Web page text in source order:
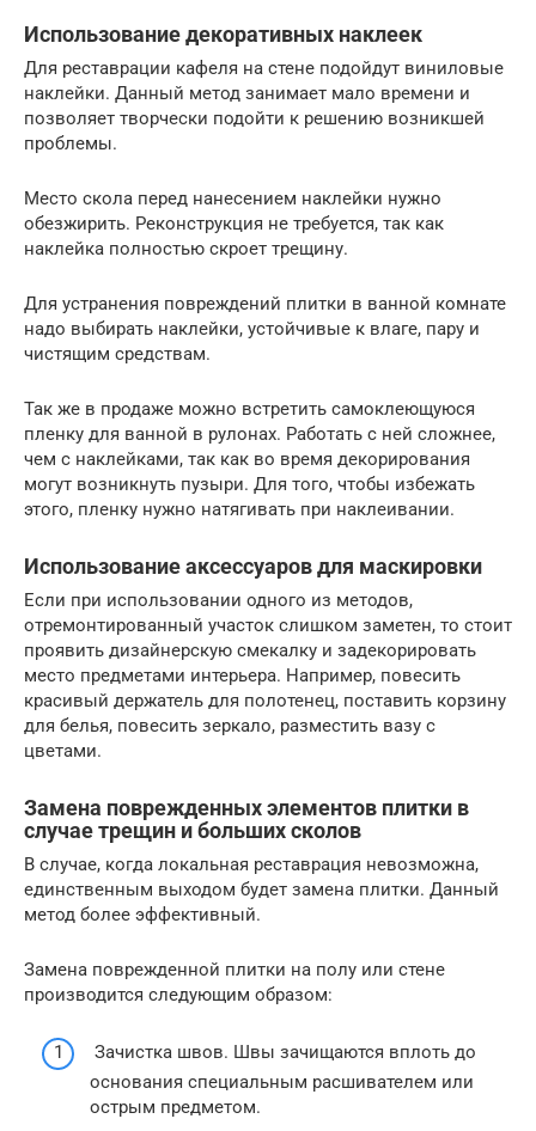
Использование декоративных наклеек
Для реставрации кафеля на стене подойдут виниловые
наклейки. Данный метод занимает мало времени и
позволяет творчески подойти к решению возникшей
проблемы.
Место скола перед нанесением наклейки нужно
обезжирить. Реконструкция не требуется, так как
наклейка полностью скроет трещину.
Для устранения повреждений плитки в ванной комнате
надо выбирать наклейки, устойчивые к влаге, пару и
чистящим средствам.
Так же в продаже можно встретить самоклеющуюся
пленку для ванной в рулонах. Работать с ней сложнее,
чем с наклейками, так как во время декорирования
могут возникнуть пузыри. Для того, чтобы избежать
этого, пленку нужно натягивать при наклеивании.
Использование аксессуаров для маскировки
Если при использовании одного из методов,
отремонтированный участок слишком заметен, то стоит
проявить дизайнерскую смекалку и задекорировать
место предметами интерьера. Например, повесить
красивый держатель для полотенец, поставить корзину
для белья, повесить зеркало, разместить вазу с
цветами.
Замена поврежденных элементов плитки в
случае трещин и больших сколов
В случае, когда локальная реставрация невозможна,
единственным выходом будет замена плитки. Данный
метод более эффективный.
Замена поврежденной плитки на полу или стене
производится следующим образом:
Зачистка швов. Швы зачищаются вплоть до
основания специальным расшивателем или
острым предметом.